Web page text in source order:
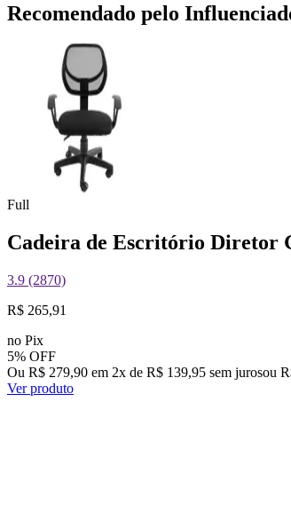
Recomendado pelo
Full
Cadeira de Escritório Diretor
3.9 (2870)
R$ 265,91
no Pix
5% OFF
Ou R$ 279,90 em 2x de R$ 139,95 sem jurosou
Ver produto